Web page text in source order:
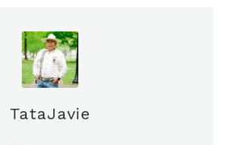
TataJavie